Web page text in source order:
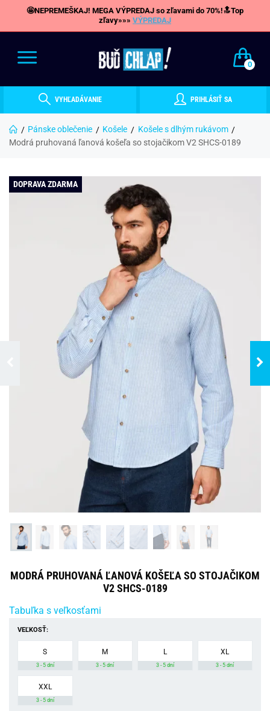
🤩NEPREMEŠKAJ! MEGA VÝPREDAJ so zľavami do 70%!🔝Top
zľavy»»» VÝPREDAJ
0
VYHĽADÁVANIE PRIHLÁSIŤ SA
Pánske oblečenie Košele
Košele s dlhým rukávom
Modrá pruhovaná ľanová košeľa so stojačikom V2 SHCS-0189
DOPRAVA ZDARMA
MODRÁ PRUHOVANÁ ĽANOVÁ KOŠEĽA SO STOJAČIKOM
V2 SHCS-0189
Tabuľka s veľkosťami
VEĽKOSŤ:
S
3 - 5 dní
M
3 - 5 dní
L
3 - 5 dní
XL
3 - 5 dní
XXL
3 - 5 dní